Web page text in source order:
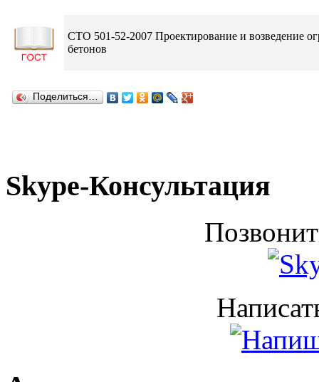
СТО 501-52-2007 Проектирование и возведение
бетонов
Поделиться…
Skype-Консультация